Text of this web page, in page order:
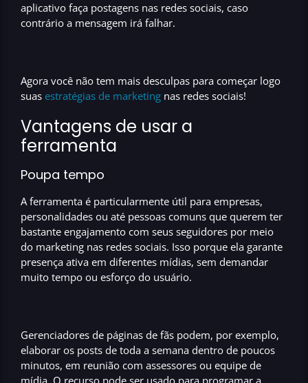
aplicativo faça postagens nas redes sociais, caso
contrário a mensagem irá falhar.
Agora você não tem mais desculpas para começar logo
suas estratégias de marketing nas redes sociais!
Vantagens de usar a
ferramenta
Poupa tempo
Aferramenta é particularmente útil para empresas,
personalidades ou até pessoas comuns que querem ter
bastante engajamento com seus seguidores por meio
do marketing nas redes sociais. Isso porque ela garante
presença ativa em diferentes mídias, sem demandar
muito tempo ou esforço do usuário.
Gerenciadores de páginas de fãs podem, por exemplo,
elaborar os posts de toda a semana dentro de poucos
minutos, em reunião com assessores ou equipe de